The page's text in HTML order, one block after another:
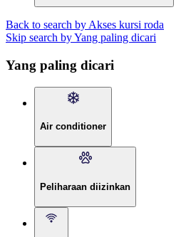
Back to search by Akses kursi roda
Skip search by Yang paling dicari
Yang paling dicari
Air conditioner
Peliharaan diizinkan